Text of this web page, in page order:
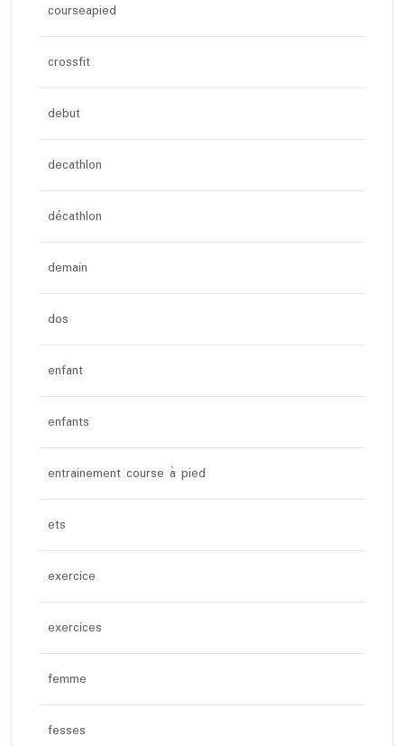
courseapied
crossfit
debut
decathlon
décathlon
demain
dos
enfant
enfants
entrainement course à pied
ets
exercice
exercices
femme
fesses